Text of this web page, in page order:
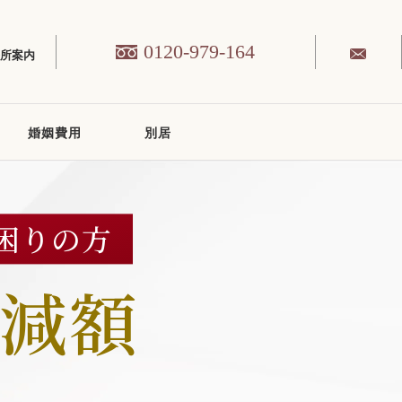
案内 0120-979-164
婚姻費用 別居
りの方
減額